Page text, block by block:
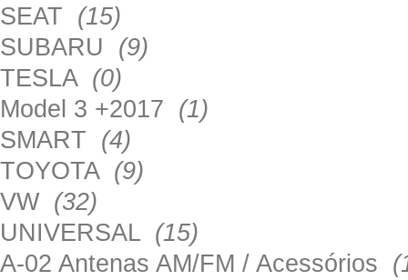
SEAT (15)
SUBARU (9)
TESLA (0)
Model 3 +2017 (1)
SMART (4)
TOYOTA (9)
VW (32)
UNIVERSAL (15)
A-02 Antenas AM/FM / Acessórios